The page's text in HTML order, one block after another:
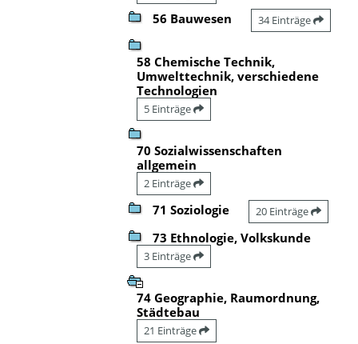
56 Bauwesen 34 Einträge
58 Chemische Technik,
Umwelttechnik, verschiedene
Technologien
5 Einträge
70 Sozialwissenschaften
allgemein
2 Einträge
71 Soziologie 20 Einträge
73 Ethnologie, Volkskunde
3 Einträge
74 Geographie, Raumordnung,
Städtebau
21 Einträge